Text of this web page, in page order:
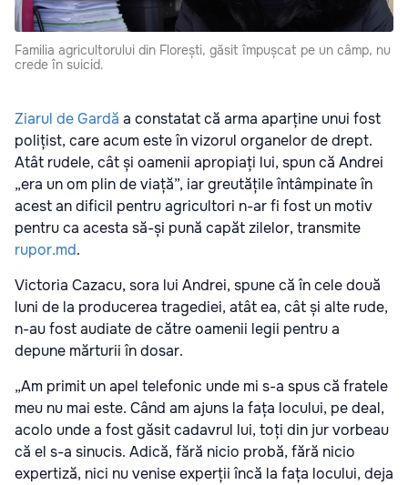
Familia agricultorului din Florești, găsit împușcat pe un câmp, nu
crede în suicid.
Ziarul de Gardă a constatat că arma aparține unui fost
polițist, care acum este în vizorul organelor de drept.
Atât rudele, cât și oamenii apropiați lui, spun că Andrei
„era un om plin de viață”, iar greutățile întâmpinate în
acest an dificil pentru agricultori n-ar fi fost un motiv
pentru ca acesta să-și pună capăt zilelor, transmite
rupor.md.
Victoria Cazacu, sora lui Andrei, spune că în cele două
luni de la producerea tragediei, atât ea, cât și alte rude,
n-au fost audiate de către oamenii legii pentru a
depune mărturii în dosar.
„Am primit un apel telefonic unde mi s-a spus că fratele
meu nu mai este. Când am ajuns la fața locului, pe deal,
acolo unde a fost găsit cadavrul lui, toți din jur vorbeau
că el s-a sinucis. Adică, fără nicio probă, fără nicio
expertiză, nici nu venise experții încă la fața locului, deja